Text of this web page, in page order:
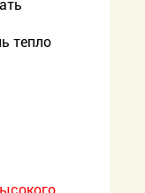
тепло